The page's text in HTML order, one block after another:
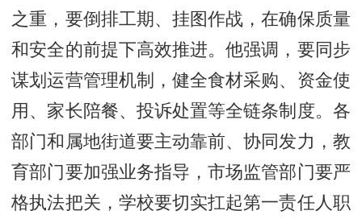
之重，要倒排工期、挂图作战，在确保质量
和安全的前提下高效推进。他强调，要同步
谋划运营管理机制，健全食材采购、资金使
用、家长陪餐、投诉处置等全链条制度。各
部门和属地街道要主动靠前、协同发力，教
育部门要加强业务指导，市场监管部门要严
格执法把关，学校要切实扛起第一责任人职